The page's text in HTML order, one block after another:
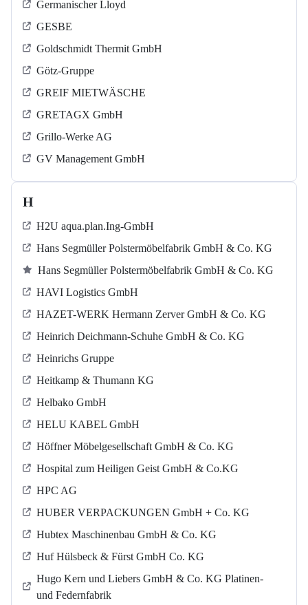
Germanischer Lloyd
GESBE
Goldschmidt Thermit GmbH
Götz-Gruppe
GREIF MIETWÄSCHE
GRETAGX GmbH
Grillo-Werke AG
GV Management GmbH
H
H2U aqua.plan.Ing-GmbH
Hans Segmüller Polstermöbelfabrik GmbH & Co. KG
Hans Segmüller Polstermöbelfabrik GmbH & Co. KG
HAVI Logistics GmbH
HAZET-WERK Hermann Zerver GmbH & Co. KG
Heinrich Deichmann-Schuhe GmbH & Co. KG
Heinrichs Gruppe
Heitkamp & Thumann KG
Helbako GmbH
HELU KABEL GmbH
Höffner Möbelgesellschaft GmbH & Co. KG
Hospital zum Heiligen Geist GmbH & Co.KG
HPC AG
HUBER VERPACKUNGEN GmbH + Co. KG
Hubtex Maschinenbau GmbH & Co. KG
Huf Hülsbeck & Fürst GmbH Co. KG
Hugo Kern und Liebers GmbH & Co. KG Platinen-
und Federnfabrik